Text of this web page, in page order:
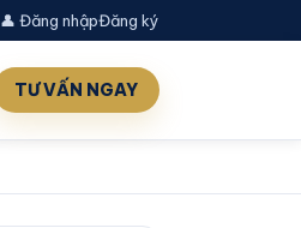
👤 Đăng nhậpĐăng ký
TƯ VẤN NGAY